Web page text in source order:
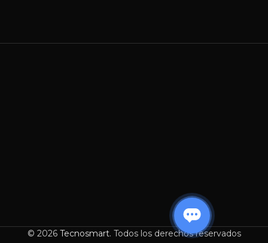
© 2026 Tecnosmart. Todos los derechos reservados